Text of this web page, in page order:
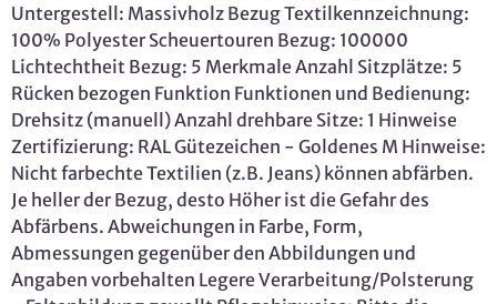
Untergestell: Massivholz Bezug Textilkennzeichnung:
100% Polyester Scheuertouren Bezug: 100000
Lichtechtheit Bezug: 5 Merkmale Anzahl Sitzplätze: 5
Rücken bezogen Funktion Funktionen und Bedienung:
Drehsitz (manuell) Anzahl drehbare Sitze: 1 Hinweise
Zertifizierung: RAL Gütezeichen - Goldenes M Hinweise:
Nicht farbechte Textilien (z.B. Jeans) können abfärben.
Je heller der Bezug, desto Höher ist die Gefahr des
Abfärbens. Abweichungen in Farbe, Form,
Abmessungen gegenüber den Abbildungen und
Angaben vorbehalten Legere Verarbeitung/Polsterung